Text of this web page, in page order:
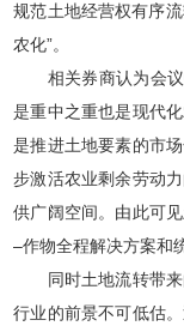
规范土地经营权有序
农化”。
相关券商认为会议
是重中之重也是现代
是推进土地要素的市
步激活农业剩余劳动
供广阔空间。由此可
–作物全程解决方案和
同时土地流转带来
行业的前景不可低估